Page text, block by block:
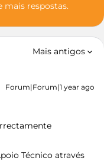
mais respostas.
Mais antigos
Forum|Forum|1 year ago
Técnico através